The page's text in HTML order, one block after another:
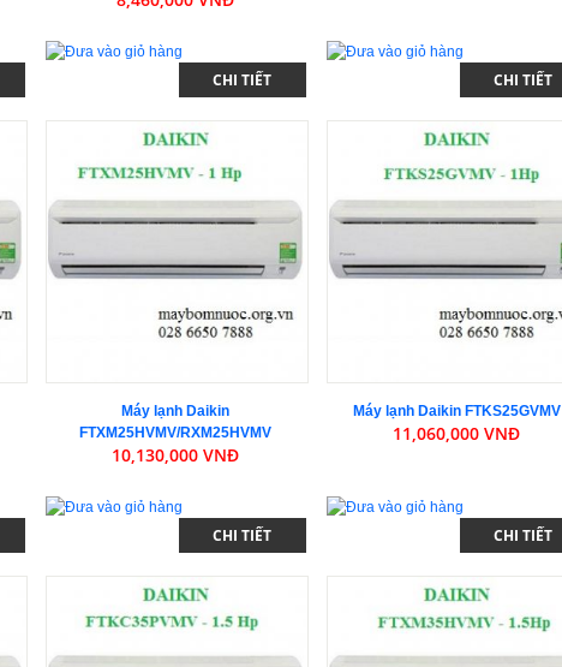
CHI TIẾT CHI TIẾT
Máy lạnh Daikin
FTXM25HVMV/RXM25HVMV
10,130,000 VNĐ
CHI TIẾT
Máy lạnh Daikin FTKS25GVMV
11,060,000 VNĐ
CHI TIẾT